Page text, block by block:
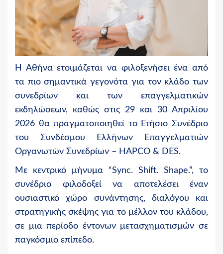
Η Αθήνα ετοιμάζεται να φιλοξενήσει ένα από
τα πιο σημαντικά γεγονότα για τον κλάδο των
συνεδρίων και των επαγγελματικών
εκδηλώσεων, καθώς στις 29 και 30 Απριλίου
2026 θα πραγματοποιηθεί το Ετήσιο Συνέδριο
του Συνδέσμου Ελλήνων Επαγγελματιών
Οργανωτών Συνεδρίων – HAPCO & DES.
Με κεντρικό μήνυμα “Sync. Shift. Shape.”, το
συνέδριο φιλοδοξεί να αποτελέσει έναν
ουσιαστικό χώρο συνάντησης, διαλόγου και
στρατηγικής σκέψης για το μέλλον του κλάδου,
σε μια περίοδο έντονων μετασχηματισμών σε
παγκόσμιο επίπεδο.